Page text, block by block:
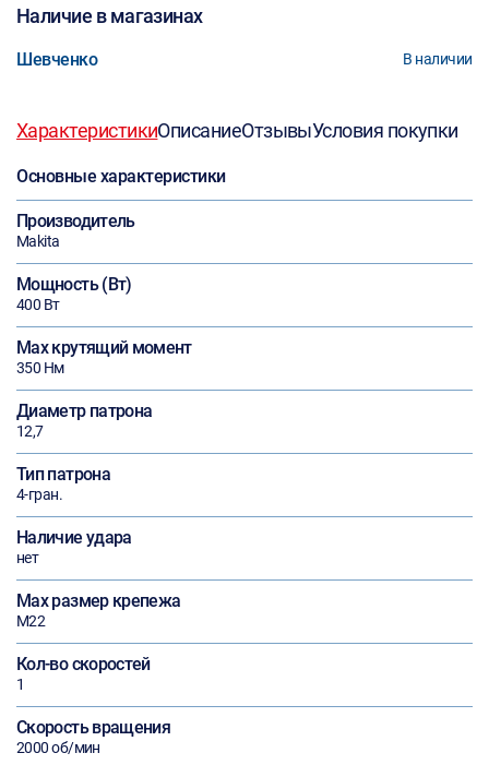
Наличие в магазинах
Шевченко В наличии
ХарактеристикиОписаниеОтзывыУсловия покупки
Основные характеристики
Производитель
Makita
Мощность (Вт)
400 Вт
Max крутящий момент
350 Нм
Диаметр патрона
12,7
Тип патрона
4-гран.
Наличие удара
нет
Max размер крепежа
М22
Кол-во скоростей
1
Скорость вращения
2000 об/мин